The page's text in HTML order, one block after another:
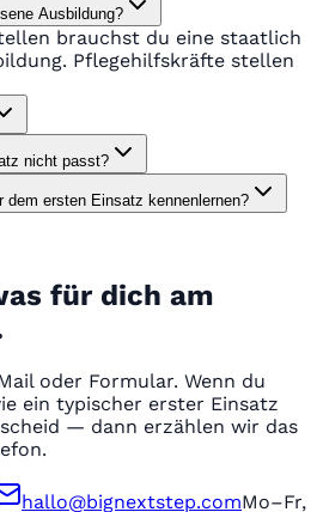
Ausbildung?
brauchst du eine staatlich
Pflegehilfskräfte stellen
nicht passt?
dem ersten Einsatz kennenlernen?
für dich am
oder Formular. Wenn du
ein typischer erster Einsatz
— dann erzählen wir das
hallo@bignextstep.comMo–Fr,